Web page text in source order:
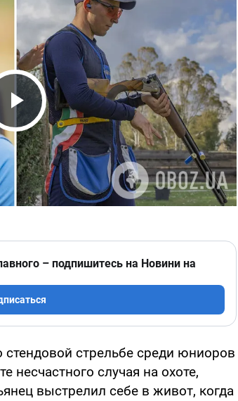
Video
– подпишитесь на Новини на
стрельбе среди юниоров
несчастного случая на охоте,
выстрелил себе в живот, когда